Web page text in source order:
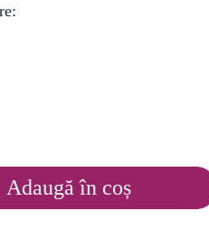
Adaugă în coș